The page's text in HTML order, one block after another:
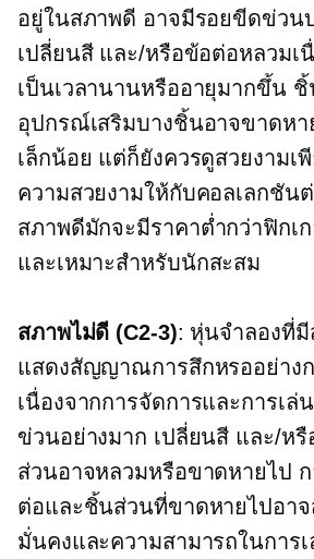
อยู่ในสภาพดี อาจมีรอยขีดข่วน
เปลี่ยนสี และ/หรือข้อต่อหลวมเ
เป็นเวลานานหรืออายุมากขึ้น
อุปกรณ์เสริมบางชิ้นอาจขาดหา
เล็กน้อย แต่ก็ยังควรดูสวยงามเ
ความสวยงามให้กับคอลเลกชัน
สภาพดีมักจะมีราคาต่ำกว่าฟิกเ
และเหมาะสำหรับนักสะสม
สภาพไม่ดี (C2-3): หุ่นจำลองที่
แสดงสัญญาณการสึกหรออย่างก
เนื่องจากการจัดการและการเ
ข่วนอย่างมาก เปลี่ยนสี และ/หรื
ส่วนอาจหลวมหรือขาดหายไป
ต่อและชิ้นส่วนที่ขาดหายไปอา
มั่นคงและความสามารถในการ